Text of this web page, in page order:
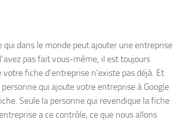
dans le monde peut ajouter une entreprise
pas fait vous-même, il est toujours
fiche d’entreprise n’existe pas déjà. Et
qui ajoute votre entreprise à Google
Seule la personne qui revendique la fiche
a ce contrôle, ce que nous allons